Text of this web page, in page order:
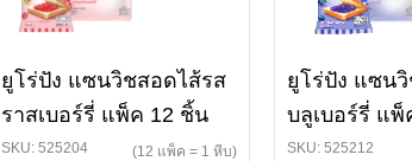
ยูโร่ปัง แซนวิชสอดไส้รส
ราสเบอร์รี่ แพ็ค 12 ชิ้น
SKU: 525204 (12 แพ็ค = 1 หีบ)
ยูโร่ปัง แซน
บลูเบอร์รี่ แ
SKU: 525212